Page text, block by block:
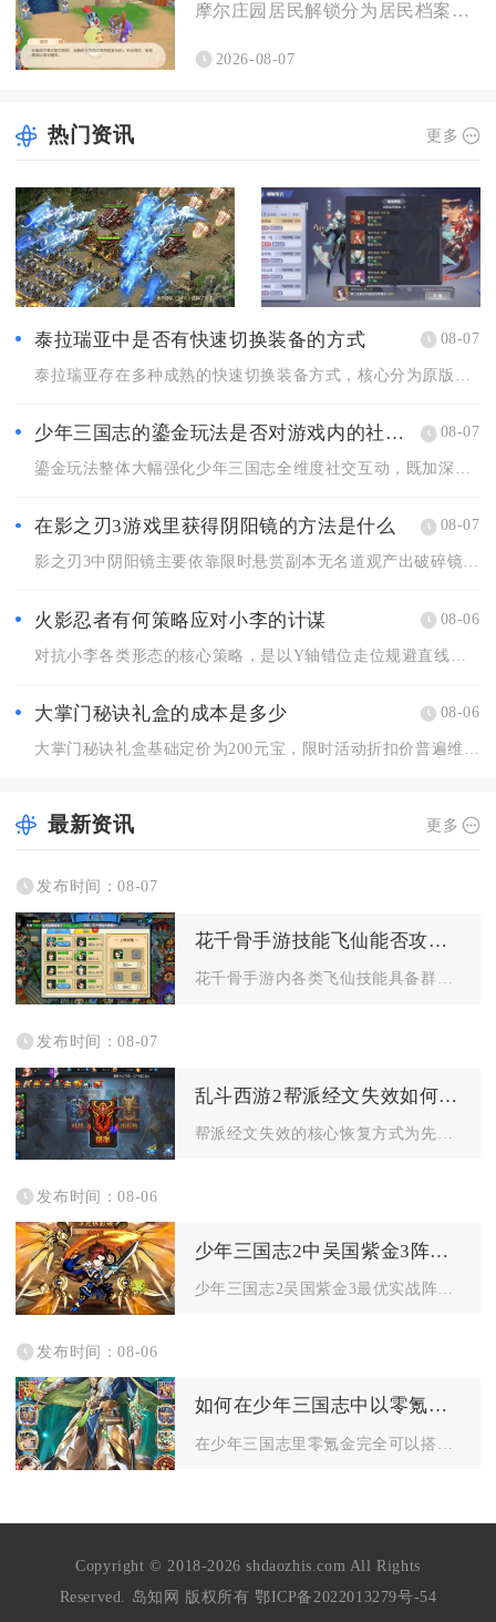
摩尔庄园居民解锁分为居民档案图鉴点亮与家园来访解锁两大核心途...
2026-08-07
热门资讯 更多
泰拉瑞亚中是否有快速切换装备的方式 08-07
少年三国志的鎏金玩法是否对游戏内的社交互动有影响 08-07
在影之刃3游戏里获得阴阳镜的方法是什么 08-07
影之刃3中阴阳镜主要依靠限时悬赏副本无名道观产出破碎镜华碎片...
火影忍者有何策略应对小李的计谋 08-06
大掌门秘诀礼盒的成本是多少 08-06
最新资讯 更多
发布时间：08-07
花千骨手游技能飞仙能否攻击多个敌人
花千骨手游内各类飞仙技能具备群体攻击能力，多数坐骑、灵宠解锁...
发布时间：08-07
乱斗西游2帮派经文失效如何恢复
发布时间：08-06
少年三国志2中吴国紫金3阵容怎么打
发布时间：08-06
如何在少年三国志中以零氪金的方式组建强力的阵容
Copyright © 2018-2026 shdaozhis.com All Rights
Reserved. 岛知网 版权所有 鄂ICP备2022013279号-54